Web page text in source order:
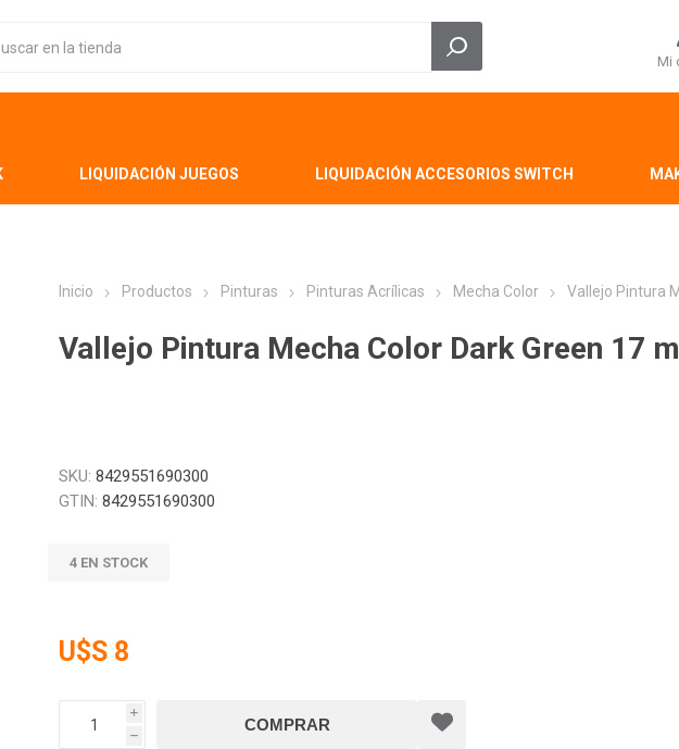
Mi
LIQUIDACIÓN JUEGOS LIQUIDACIÓN ACCESORIOS SWITCH
Inicio Productos Pinturas Pinturas Acrílicas Mecha Color Vallejo Pintura
Vallejo Pintura Mecha Color Dark Green 17
SKU: 8429551690300
GTIN: 8429551690300
4 EN STOCK
U$S 8
i
h